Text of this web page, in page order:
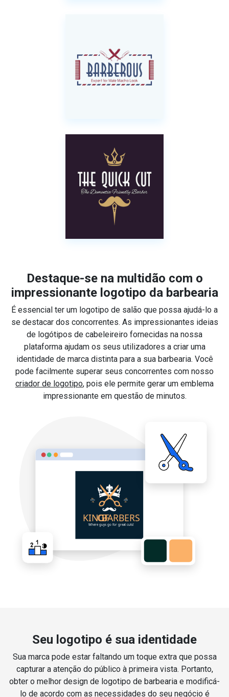
Destaque-se na multidão com o
impressionante logotipo da barbearia
É essencial ter um logotipo de salão que possa ajudá-lo a
se destacar dos concorrentes. As impressionantes ideias
de logótipos de cabeleireiro fornecidas na nossa
plataforma ajudam os seus utilizadores a criar uma
identidade de marca distinta para a sua barbearia. Você
pode facilmente superar seus concorrentes com nosso
criador de logotipo, pois ele permite gerar um emblema
impressionante em questão de minutos.
Seu logotipo é sua identidade
Sua marca pode estar faltando um toque extra que possa
capturar a atenção do público à primeira vista. Portanto,
obter o melhor design de logotipo de barbearia e modificá-
lo de acordo com as necessidades do seu negócio é